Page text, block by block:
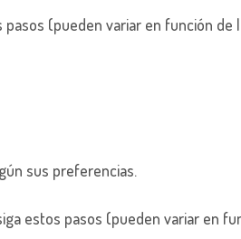
pasos (pueden variar en función de
sus preferencias.
estos pasos (pueden variar en